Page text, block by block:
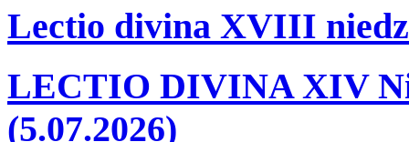
Lectio divina XVIII
LECTIO DIVINA XIV
(5.07.2026)